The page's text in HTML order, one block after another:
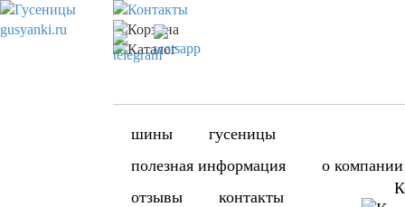
шины
гусеницы
полезная информация
о компании
отзывы
контакты